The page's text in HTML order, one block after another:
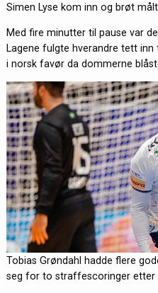
Simen Lyse kom inn og brøt
Med fire minutter til pause var
Lagene fulgte hverandre tett
i norsk favør da dommerne
Tobias Grøndahl hadde flere
seg for to straffescoringer etter